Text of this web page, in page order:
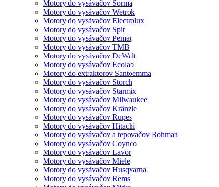
Motory do vysávačov Sorma
Motory do vysávačov Wetrok
Motory do vysávačov Electrolux
Motory do vysávačov Spit
Motory do vysávačov Pemat
Motory do vysávačov TMB
Motory do vysávačov DeWalt
Motory do vysávačov Ecolab
Motory do extraktorov Santoemma
Motory do vysávačov Storch
Motory do vysávačov Starmix
Motory do vysávačov Milwaukee
Motory do vysávačov Kränzle
Motory do vysávačov Rupes
Motory do vysávačov Hitachi
Motory do vysávačov a tepovačov Bohman
Motory do vysávačov Coynco
Motory do vysávačov Lavor
Motory do vysávačov Miele
Motory do vysávačov Husqvarna
Motory do vysávačov Rems